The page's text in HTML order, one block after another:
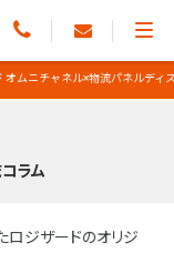
オムニチャネル×物流パネルディ
ラム
ロジザードのオリジ